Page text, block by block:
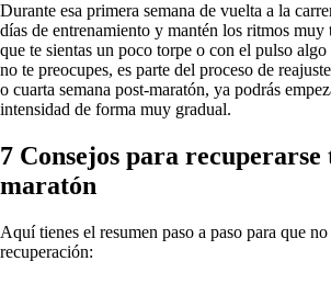
Durante esa primera semana de vuelta a la
días de entrenamiento y mantén los ritmos
que te sientas un poco torpe o con el pulso
no te preocupes, es parte del proceso de
o cuarta semana post-maratón, ya podrás
intensidad de forma muy gradual.
7 Consejos para recuperarse
maratón
Aquí tienes el resumen paso a paso para que no
recuperación: